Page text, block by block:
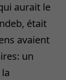
aurait le
était
avaient
un